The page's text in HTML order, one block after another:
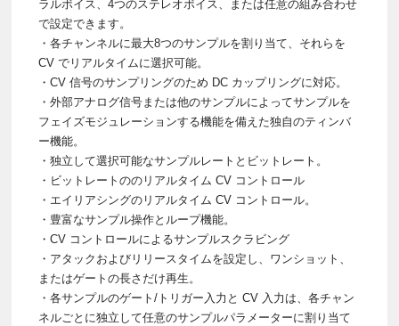
ラルボイス、4つのステレオボイス、または任意の組み合わせ
で設定できます。
・各チャンネルに最大8つのサンプルを割り当て、それらを
CV でリアルタイムに選択可能。
・CV 信号のサンプリングのため DC カップリングに対応。
・外部アナログ信号または他のサンプルによってサンプルを
フェイズモジュレーションする機能を備えた独自のティンバ
ー機能。
・独立して選択可能なサンプルレートとビットレート。
・ビットレートののリアルタイム CV コントロール
・エイリアシングのリアルタイム CV コントロール。
・豊富なサンプル操作とループ機能。
・CV コントロールによるサンプルスクラビング
・アタックおよびリリースタイムを設定し、ワンショット、
またはゲートの長さだけ再生。
・各サンプルのゲート/トリガー入力と CV 入力は、各チャン
ネルごとに独立して任意のサンプルパラメーターに割り当て